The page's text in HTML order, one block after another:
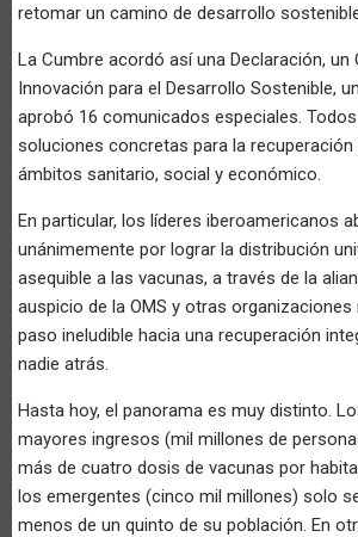
retomar un camino de desarrollo
La Cumbre acordó así una Declaración,
Innovación para el Desarrollo Sostenible,
aprobó 16 comunicados especiales.
soluciones concretas para la recuperación
ámbitos sanitario, social y económico.
En particular, los líderes iberoamericanos
unánimemente por lograr la distribución
asequible a las vacunas, a través de la
auspicio de la OMS y otras organizaciones
paso ineludible hacia una recuperación
nadie atrás.
Hasta hoy, el panorama es muy distinto.
mayores ingresos (mil millones de
más de cuatro dosis de vacunas por
los emergentes (cinco mil millones) solo
menos de un quinto de su población. En